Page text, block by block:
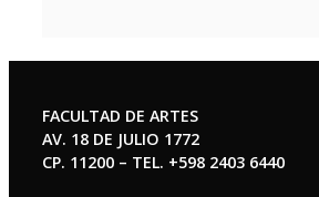
FACULTAD DE ARTES
AV. 18 DE JULIO 1772
CP. 11200 – TEL. +598 2403 6440